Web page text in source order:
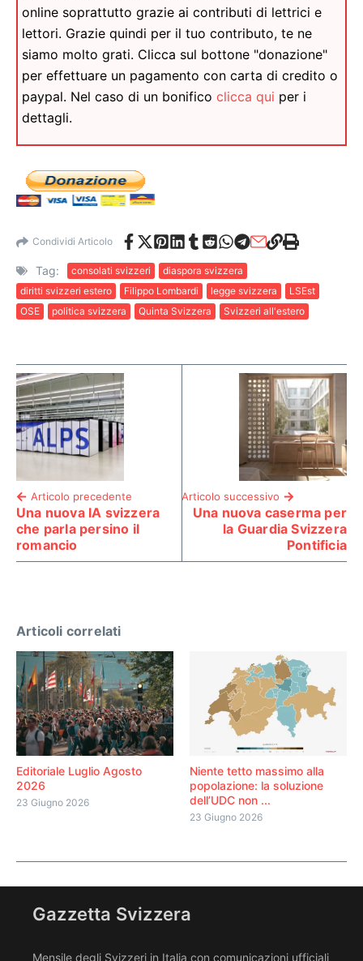
online soprattutto grazie ai contributi di lettrici e
lettori. Grazie quindi per il tuo contributo, te ne
siamo molto grati. Clicca sul bottone "donazione"
per effettuare un pagamento con carta di credito o
paypal. Nel caso di un bonifico clicca qui per i
dettagli.
Condividi Articolo
Tag: consolati svizzeri
diaspora svizzera
diritti svizzeri estero
Filippo Lombardi legge svizzera
LSEst
OSE
politica svizzera Quinta Svizzera Svizzeri all'estero
Articolo precedente
Una nuova IA svizzera
che parla persino il
romancio
Articolo successivo
Una nuova caserma per
la Guardia Svizzera
Pontificia
Articoli correlati
Editoriale Luglio Agosto
2026
23 Giugno 2026
Niente tetto massimo alla
popolazione: la soluzione
dell’UDC non ...
23 Giugno 2026
Gazzetta Svizzera
Mensile degli Svizzeri in Italia con comunicazioni ufficiali